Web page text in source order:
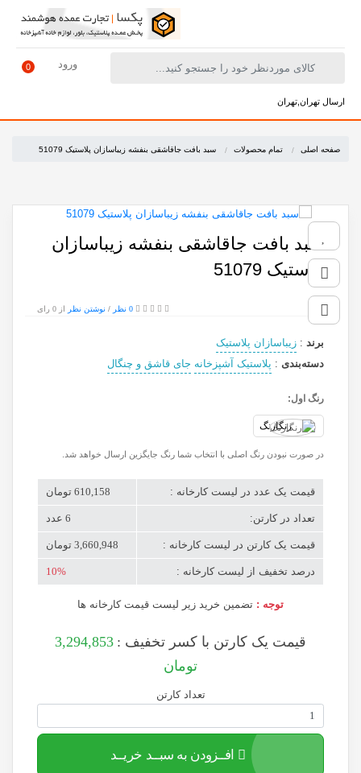
ورود 0
ارسال تهران,تهران
صفحه اصلی تمام محصولات سبد بافت جاقاشقی بنفشه زیباسازان پلاستیک 51079
سبد بافت جاقاشقی بنفشه زیباسازان
پلاستیک 51079
0 نظر / نوشتن نظر از 0 رای
برند : زیباسازان پلاستیک
دسته‌بندی : پلاستیک آشپزخانه جای قاشق و چنگال
رنگ اول:
رنگارنگ
در صورت نبودن رنگ اصلی با انتخاب شما رنگ جایگزین ارسال خواهد شد.
قیمت یک عدد در لیست کارخانه : 610,158 تومان
تعداد در کارتن: 6 عدد
قیمت یک کارتن در لیست کارخانه : 3,660,948 تومان
درصد تخفیف از لیست کارخانه : 10%
توجه : تضمین خرید زیر لیست قیمت کارخانه ها
قیمت یک کارتن با کسر تخفیف : 3,294,853
تومان
تعداد کارتن
افــزودن به سبــد خریــد